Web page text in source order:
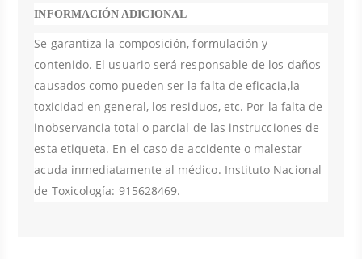
INFORMACIÓN ADICIONAL_
Se garantiza la composición, formulación y
contenido. El usuario será responsable de los daños
causados como pueden ser la falta de eficacia,la
toxicidad en general, los residuos, etc. Por la falta de
inobservancia total o parcial de las instrucciones de
esta etiqueta. En el caso de accidente o malestar
acuda inmediatamente al médico. Instituto Nacional
de Toxicología: 915628469.